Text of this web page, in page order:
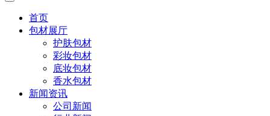
首页
包材展厅
护肤包材
彩妆包材
底妆包材
香水包材
新闻资讯
公司新闻